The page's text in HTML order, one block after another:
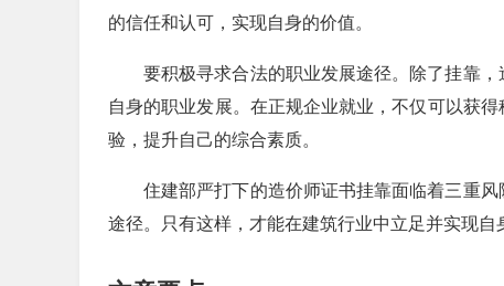
的信任和认可，实现自身的价值。
要积极寻求合法的职业发展途径。除了挂靠
自身的职业发展。在正规企业就业，不仅可以获
验，提升自己的综合素质。
住建部严打下的造价师证书挂靠面临着三重
途径。只有这样，才能在建筑行业中立足并实现自